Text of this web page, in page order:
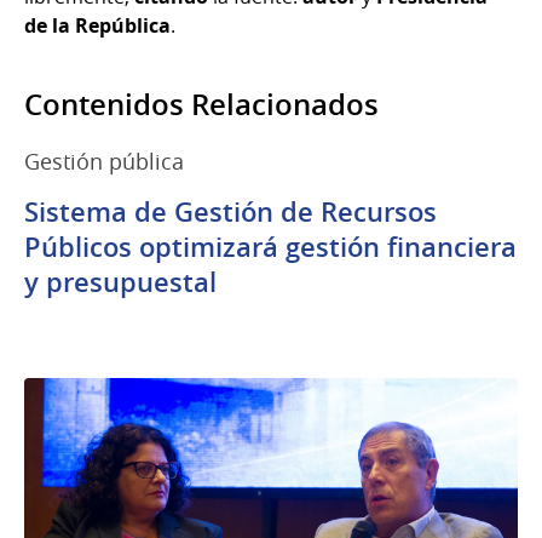
de la República.
Contenidos Relacionados
Gestión pública
Sistema de Gestión de Recursos
Públicos optimizará gestión financiera
y presupuestal